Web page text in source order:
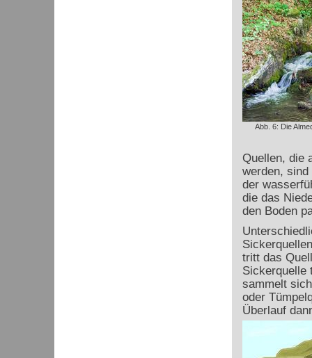
Abb. 6: Die
Quellen, die
werden,
der
die das
den Boden
tritt das
Sickerquelle
sammelt
oder
Überlauf